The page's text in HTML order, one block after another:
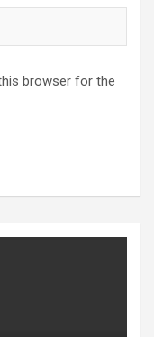
browser for the